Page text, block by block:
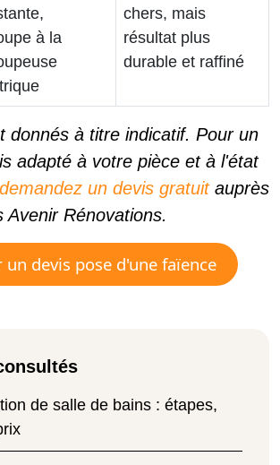
à la
chers, mais
résultat plus
durable et raffiné
donnés à titre indicatif. Pour un
adapté à votre pièce et à l'état
demandez un devis gratuitauprès
Avenir Rénovations.
un devis pose d'une faïence
de salle de bains : étapes,